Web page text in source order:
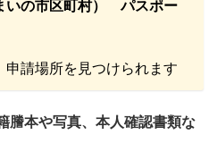
いの市区町村） パスポー
申請場所を見つけられます
謄本や写真、本人確認書類な